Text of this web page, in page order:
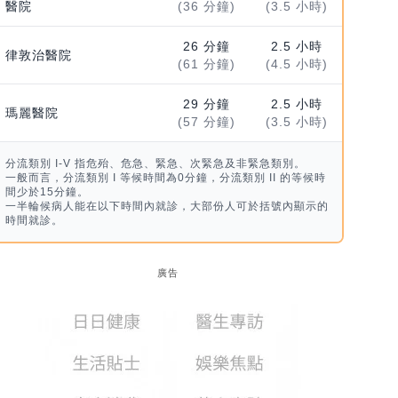
醫院
(36 分鐘)
(3.5 小時)
律敦治醫院
26 分鐘
(61 分鐘)
2.5 小時
(4.5 小時)
瑪麗醫院
29 分鐘
(57 分鐘)
2.5 小時
(3.5 小時)
分流類別 I-V 指危殆、危急、緊急、次緊急及非緊急類別。
一般而言，分流類別 I 等候時間為0分鐘，分流類別 II 的等候時
間少於15分鐘。
一半輪候病人能在以下時間內就診，大部份人可於括號內顯示的
時間就診。
廣告